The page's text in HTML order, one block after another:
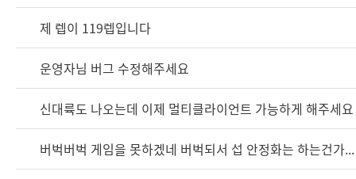
제 렙이 119렙입니다
운영자님 버그 수정해주세요
신대륙도 나오는데 이제 멀티클라이언트 가능하게 해주세요
버벅버벅 게임을 못하겠네 버벅되서 섭 안정화는 하는건가...